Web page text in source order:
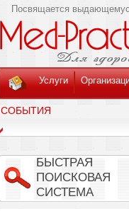
Посвящается
Услуги
СОБЫТИЯ
БЫСТРАЯ
ПОИСКОВАЯ
СИСТЕМА